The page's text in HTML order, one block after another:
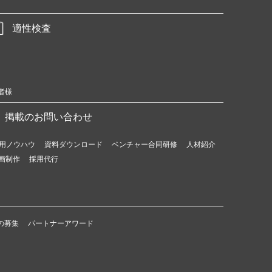
適性検査
様
掲載のお問い合わせ
ノウハウ 資料ダウンロード ベンチャー合同研修
人材紹介
制作
採用代行
募集 パートナーアワード